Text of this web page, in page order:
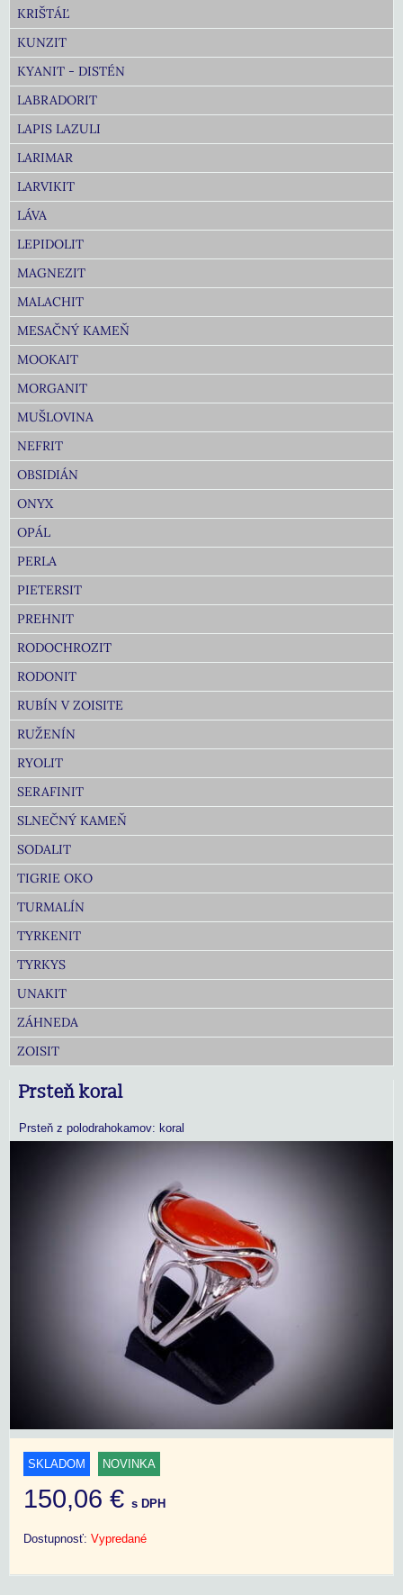
KRIŠTÁĽ
KUNZIT
KYANIT - DISTÉN
LABRADORIT
LAPIS LAZULI
LARIMAR
LARVIKIT
LÁVA
LEPIDOLIT
MAGNEZIT
MALACHIT
MESAČNÝ KAMEŇ
MOOKAIT
MORGANIT
MUŠLOVINA
NEFRIT
OBSIDIÁN
ONYX
OPÁL
PERLA
PIETERSIT
PREHNIT
RODOCHROZIT
RODONIT
RUBÍN V ZOISITE
RUŽENÍN
RYOLIT
SERAFINIT
SLNEČNÝ KAMEŇ
SODALIT
TIGRIE OKO
TURMALÍN
TYRKENIT
TYRKYS
UNAKIT
ZÁHNEDA
ZOISIT
Prsteň koral
Prsteň z polodrahokamov: koral
SKLADOM NOVINKA
150,06 € s DPH
Dostupnosť: Vypredané